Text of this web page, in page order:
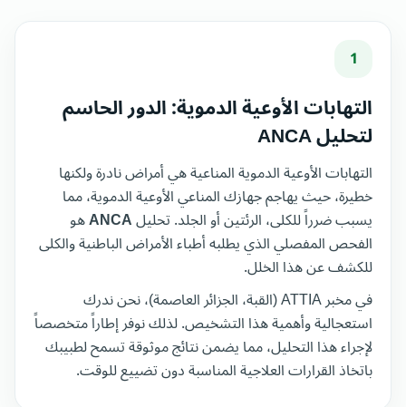
1
التهابات الأوعية الدموية: الدور الحاسم
لتحليل ANCA
التهابات الأوعية الدموية المناعية هي أمراض نادرة ولكنها
خطيرة، حيث يهاجم جهازك المناعي الأوعية الدموية، مما
يسبب ضرراً للكلى، الرئتين أو الجلد. تحليلANCAهو
الفحص المفصلي الذي يطلبه أطباء الأمراض الباطنية والكلى
للكشف عن هذا الخلل.
في مخبر ATTIA (القبة، الجزائر العاصمة)، نحن ندرك
استعجالية وأهمية هذا التشخيص. لذلك نوفر إطاراً متخصصاً
لإجراء هذا التحليل، مما يضمن نتائج موثوقة تسمح لطبيبك
باتخاذ القرارات العلاجية المناسبة دون تضييع للوقت.